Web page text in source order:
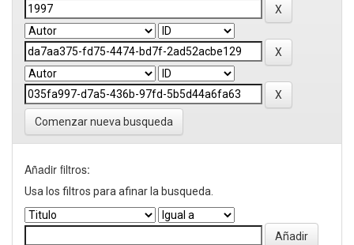
Comenzar nueva busqueda
Añadir filtros:
Usa los filtros para afinar la busqueda.